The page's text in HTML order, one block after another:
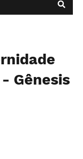
Gênesis